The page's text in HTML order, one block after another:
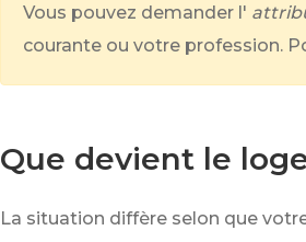
Vous pouvez demander l'
courante ou votre profession.
Que devient le
La situation diffère selon que